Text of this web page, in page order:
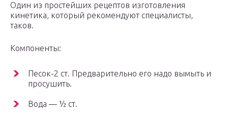
Один из простейших рецептов изготовления
кинетика, который рекомендуют специалисты,
таков.
Компоненты:
Песок-2 ст. Предварительно его надо вымыть и
просушить.
Вода — 1⁄2 ст.